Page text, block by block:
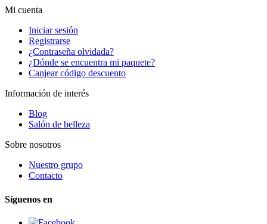
Mi cuenta
Iniciar sesión
Registrarse
¿Contraseña olvidada?
¿Dónde se encuentra mi paquete?
Canjear código descuento
Información de interés
Blog
Salón de belleza
Sobre nosotros
Nuestro grupo
Contacto
Síguenos en